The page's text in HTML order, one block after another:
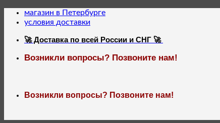
Skip
магазин в Петербурге
условия доставки
🚀 Доставка по всей России и СНГ 🚀
Возникли вопросы? Позвоните нам!
Возникли вопросы? Позвоните нам!